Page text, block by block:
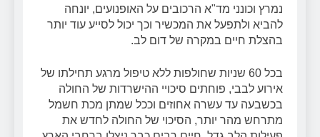
נמרץ וכונני מד"א הרכובים על האופנועים, יונחה
להביא ולתפעל את המכשיר וכך יכול לסייע עוד יותר
בהצלת חיים במקרה של דום לב.
בכל 60 שניות שחולפות ללא טיפול מרגע תחילתו של
אירוע לבבי, פוחתים סיכויי ההישרדות של החולה
בכשבעה עד עשרה אחוזים וככל שמתן מכת חשמל
מתרחש מהר יותר, הסיכוי של החולה לחדש את